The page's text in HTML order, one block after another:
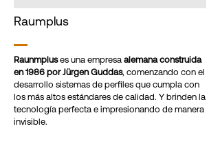
Raumplus
Raunmpluses una empresa alemana construida
en 1986 por Jürgen Guddas, comenzando con el
desarrollo sistemas de perfiles que cumpla con
los más altos estándares de calidad. Y brinden la
tecnología perfecta e impresionando de manera
invisible.